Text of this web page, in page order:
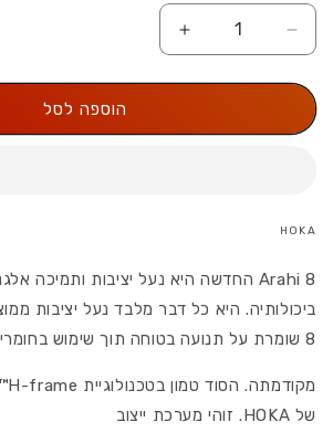
הקטנת
עבור
Arahi
2E
ספורט
גברים
הוקה
8
רחבות
הגדל
הכמות
HOKA
נעלי
ספורט
גברים
ארהי
רחבות
הוספה לסל
HOKA
Arahi 8 החדשה היא נעל יציבות ותמיכה
ביכולותיה. היא כל דבר מלבד נעל יציבות
8 שומרת על תנועה בטוחה תוך שימוש
מקודמתה. הסוד טמון בטכנולוגיית H-frame
של HOKA. זוהי מערכת ייצוב